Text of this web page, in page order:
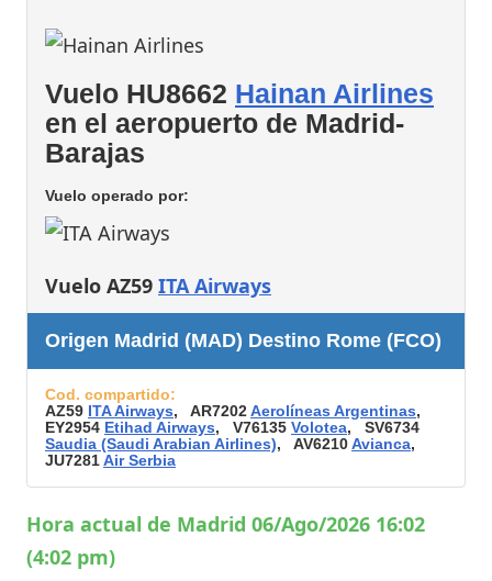
Vuelo HU8662 Hainan Airlines
en el aeropuerto de Madrid-
Barajas
Vuelo operado por:
Vuelo AZ59 ITA Airways
Origen Madrid (MAD) Destino Rome (FCO)
Cod. compartido:
AZ59 ITA Airways, AR7202Aerolíneas Argentinas,
EY2954 Etihad Airways, V76135 Volotea, SV6734
Saudia (Saudi Arabian Airlines), AV6210Avianca,
JU7281Air Serbia
Hora actual de Madrid 06/Ago/2026 16:02
(4:02 pm)